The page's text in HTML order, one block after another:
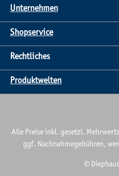
Unternehmen
Shopservice
Rechtliches
Produktwelten
Alle Preise inkl. gesetzl.
ggf. Nachnahmegebühren,
©